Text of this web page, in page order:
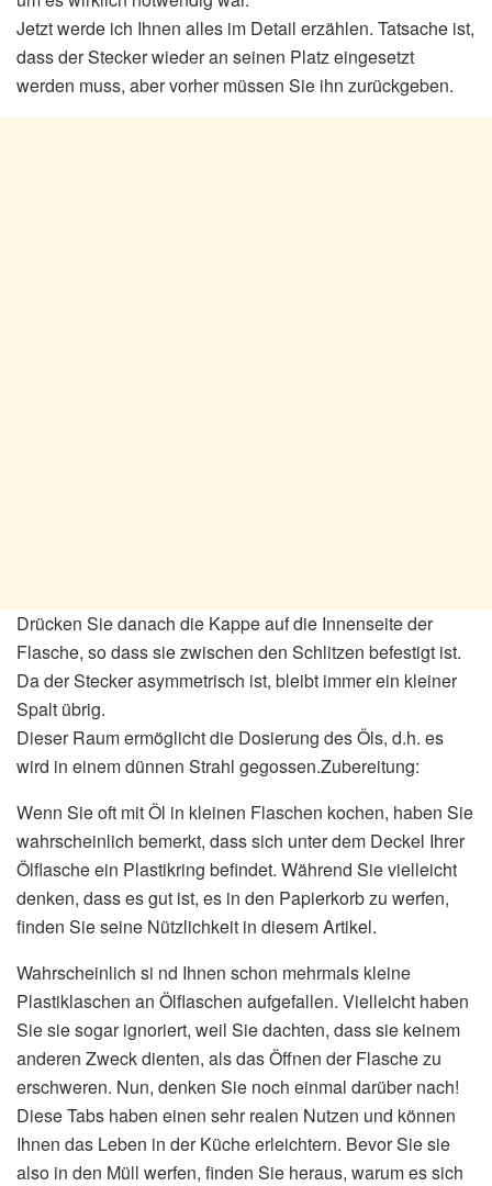
Jetzt werde ich Ihnen alles im Detail erzählen. Tatsache ist,
dass der Stecker wieder an seinen Platz eingesetzt
werden muss, aber vorher müssen Sie ihn zurückgeben.
Drücken Sie danach die Kappe auf die Innenseite der
Flasche, so dass sie zwischen den Schlitzen befestigt ist.
Da der Stecker asymmetrisch ist, bleibt immer ein kleiner
Spalt übrig.
Dieser Raum ermöglicht die Dosierung des Öls, d.h. es
wird in einem dünnen Strahl gegossen.Zubereitung:
Wenn Sie oft mit Öl in kleinen Flaschen kochen, haben Sie
wahrscheinlich bemerkt, dass sich unter dem Deckel Ihrer
Ölflasche ein Plastikring befindet. Während Sie vielleicht
denken, dass es gut ist, es in den Papierkorb zu werfen,
finden Sie seine Nützlichkeit in diesem Artikel.
Wahrscheinlich si nd Ihnen schon mehrmals kleine
Plastiklaschen an Ölflaschen aufgefallen. Vielleicht haben
Sie sie sogar ignoriert, weil Sie dachten, dass sie keinem
anderen Zweck dienten, als das Öffnen der Flasche zu
erschweren. Nun, denken Sie noch einmal darüber nach!
Diese Tabs haben einen sehr realen Nutzen und können
Ihnen das Leben in der Küche erleichtern. Bevor Sie sie
also in den Müll werfen, finden Sie heraus, warum es sich